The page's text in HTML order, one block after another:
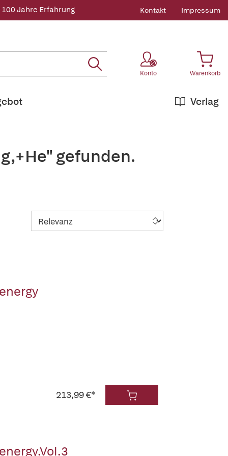
100 Jahre Erfahrung Kontakt Impressum
Konto Warenkorb
Verlag
gefunden.
213,99 €*